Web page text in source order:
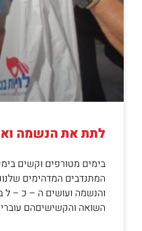
לתת את הנשמה
בימים מטורפים וקשים
המתנדבים המדהימים
והנשמה ועושים ה – כ – ל
השואה והקשישיםהם